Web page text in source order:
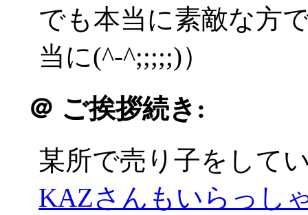
でも本当に素敵な方
当に(^-^;;;;;)）
＠ ご挨拶続き:
某所で売り子をして
KAZさんもいらっし